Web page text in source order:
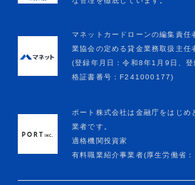
マネットカードローンの編集責任
業協会の定める貸金業務取扱主任
(登録年月日：令和8年1月9日、
格証書番号：F241000177)
ポート株式会社は金融庁をはじめ
業者です。
適格機関投資家
有料職業紹介事業者(厚生労働省